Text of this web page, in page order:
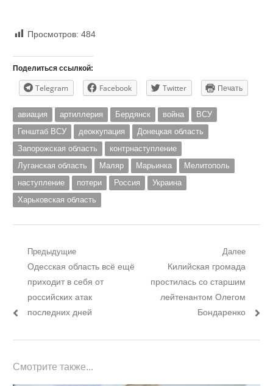
Просмотров: 484
Поделиться ссылкой:
Telegram Facebook Twitter Печать
авиация артиллерия Бердянск война
ВСУ
Генштаб ВСУ
деоккупация
Донецкая область
Запорожская область
контрнаступление
Луганская область
Маляр Марьинка
Мелитополь
наступление
потери Россия
Украина
Харьковская область
Навигация
записям
Предыдущие
Предыдущий
пост:
Одесская область всё ещё
приходит в себя от
российских атак
последних дней
Далее
Следующий
пост:
Килийская громада
простилась со старшим
лейтенантом Олегом
Бондаренко
Смотрите также...